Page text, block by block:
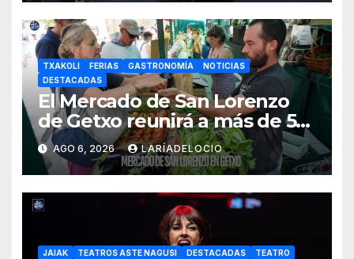
TXAKOLI FERIAS GASTRONOMÍA
NOTICIAS
DESTACADAS
El Mercado de San Lorenzo
de Getxo reunirá a más de 50
productores del País Vasco
AGO 6, 2026 LARÍADELOCIO
JAIAK TEATROS ASTE NAGUSI DESTACADAS TEATRO